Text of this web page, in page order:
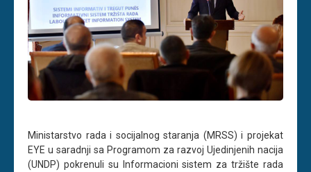
Ministarstvo rada i socijalnog staranja (MRSS) i projekat
EYE u saradnji sa Programom za razvoj Ujedinjenih nacija
(UNDP) pokrenuli su Informacioni sistem za tržište rada